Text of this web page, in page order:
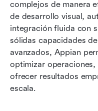
complejos de manera
de desarrollo visual,
integración fluida con
sólidas capacidades
avanzados, Appian
optimizar
ofrecer resultados
escala.